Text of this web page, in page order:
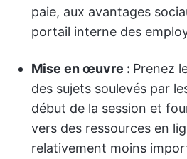
paie, aux avantages
portail interne des
Mise en œuvre : Prenez
des sujets soulevés par
début de la session et
vers des ressources en
relativement moins